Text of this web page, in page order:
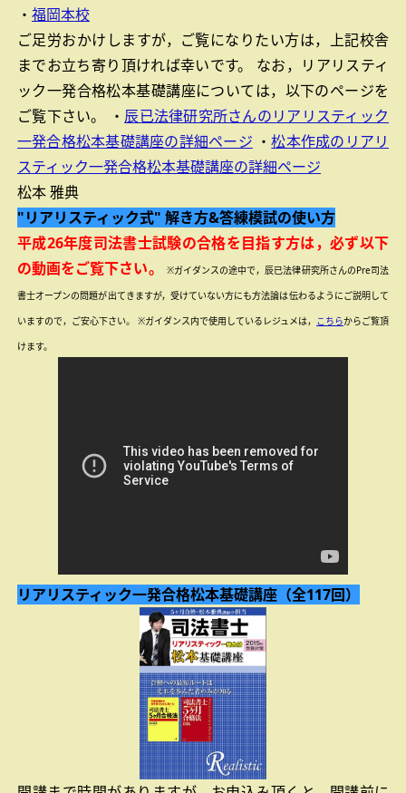
・ 福岡本校
ご足労おかけしますが，ご覧になりたい方は，上記校舎
までお立ち寄り頂ければ幸いです。
なお，リアリスティ
ック一発合格松本基礎講座については，以下のページを
ご覧下さい。
・ 辰已法律研究所さんのリアリスティック
一発合格松本基礎講座の詳細ページ ・松本作成のリアリ
スティック一発合格松本基礎講座の詳細ページ
松本 雅典
"リアリスティック式" 解き方&答練模試の使い方
平成26年度司法書士試験の合格を目指す方は，必ず以下
の動画をご覧下さい。
※ガイダンスの途中で，辰已法律研究所さんのPre司法
書士オープンの問題が出てきますが，受けていない方にも方法論は伝わるようにご説明して
いますので，ご安心下さい。
※ガイダンス内で使用しているレジュメは， こちらからご覧頂
けます。
リアリスティック一発合格松本基礎講座 （全117回）